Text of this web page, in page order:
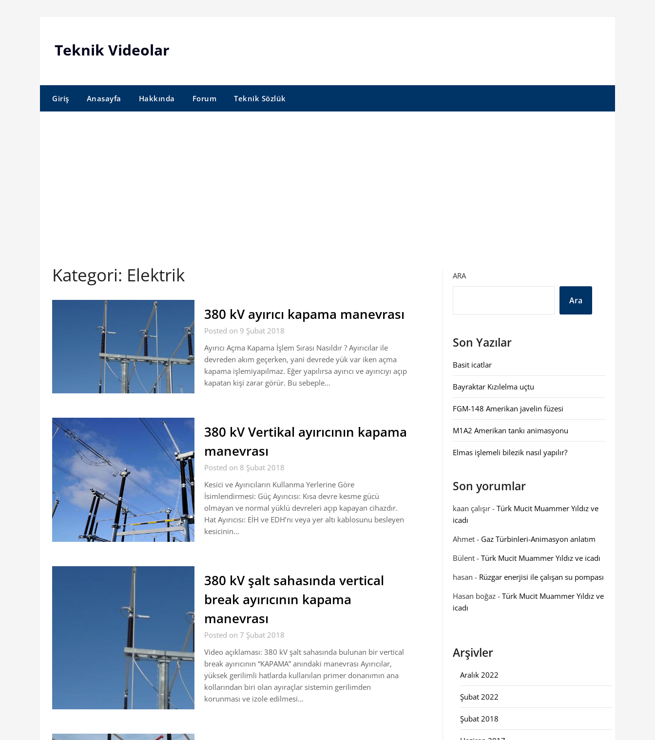
Teknik Videolar
Giriş Anasayfa Hakkında Forum Teknik Sözlük
Kategori: Elektrik
380 kV ayırıcı kapama manevrası
Posted on 9 Şubat 2018
Ayırıcı Açma Kapama İşlem Sırası Nasıldır ? Ayırıcılar ile
devreden akım geçerken, yani devrede yük var iken açma
kapama işlemiyapılmaz. Eğer yapılırsa ayırıcı ve ayırıcıyı açıp
kapatan kişi zarar görür. Bu sebeple…
380 kV Vertikal ayırıcının kapama
manevrası
Posted on 8 Şubat 2018
Kesici ve Ayırıcıların Kullanma Yerlerine Göre
İsimlendirmesi: Güç Ayırıcısı: Kısa devre kesme gücü
olmayan ve normal yüklü devreleri açıp kapayan cihazdır.
Hat Ayırıcısı: EİH ve EDH’nı veya yer altı kablosunu besleyen
kesicinin…
380 kV şalt sahasında vertical
break ayırıcının kapama
manevrası
Posted on 7 Şubat 2018
Video açıklaması: 380 kV şalt sahasında bulunan bir vertical
break ayırıcının “KAPAMA” anındaki manevrası Ayırıcılar,
yüksek gerilimli hatlarda kullanılan primer donanımın ana
kollarından biri olan ayıraçlar sistemin gerilimden
korunması ve izole edilmesi…
ARA
Ara
Son Yazılar
Basit icatlar
Bayraktar Kızılelma uçtu
FGM-148 Amerikan javelin füzesi
M1A2 Amerikan tankı animasyonu
Elmas işlemeli bilezik nasıl yapılır?
Son yorumlar
kaan çalışır- Türk Mucit Muammer Yıldız ve
icadı
Ahmet- Gaz Türbinleri-Animasyon anlatım
Bülent- Türk Mucit Muammer Yıldız ve icadı
hasan - Rüzgar enerjisi ile çalışan su pompası
Hasan boğaz- Türk Mucit Muammer Yıldız ve
icadı
Arşivler
Aralık 2022
Şubat 2022
Şubat 2018